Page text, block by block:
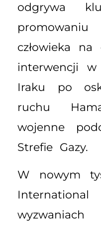
odgrywa
człowieka na
interwencji
Iraku po
ruchu
wojenne
Strefie Gazy.
W nowym